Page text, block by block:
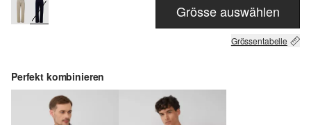
Grösse auswählen
Grössentabelle
Perfekt kombinieren